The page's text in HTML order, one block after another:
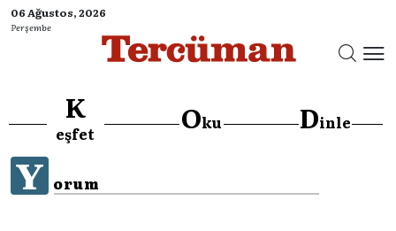
06 Ağustos, 2026
Perşembe
K
eşfet Oku Dinle
Y orum